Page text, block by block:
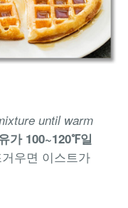
until warm
가 100~120℉일
우면 이스트가